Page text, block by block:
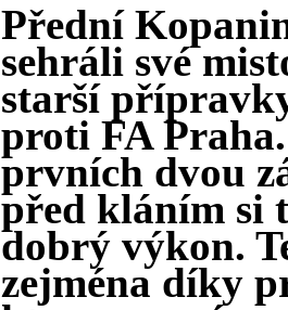
Přední
sehráli své
starší
proti FA
prvních dvou
před kláním si
dobrý výkon.
zejména díky